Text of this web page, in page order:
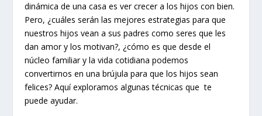
dinámica de una casa es ver crecer a los hijos con bien.
Pero, ¿cuáles serán las mejores estrategias para que
nuestros hijos vean a sus padres como seres que les
dan amor y los motivan?, ¿cómo es que desde el
núcleo familiar y la vida cotidiana podemos
convertirnos en una brújula para que los hijos sean
felices? Aquí exploramos algunas técnicas que te
puede ayudar.